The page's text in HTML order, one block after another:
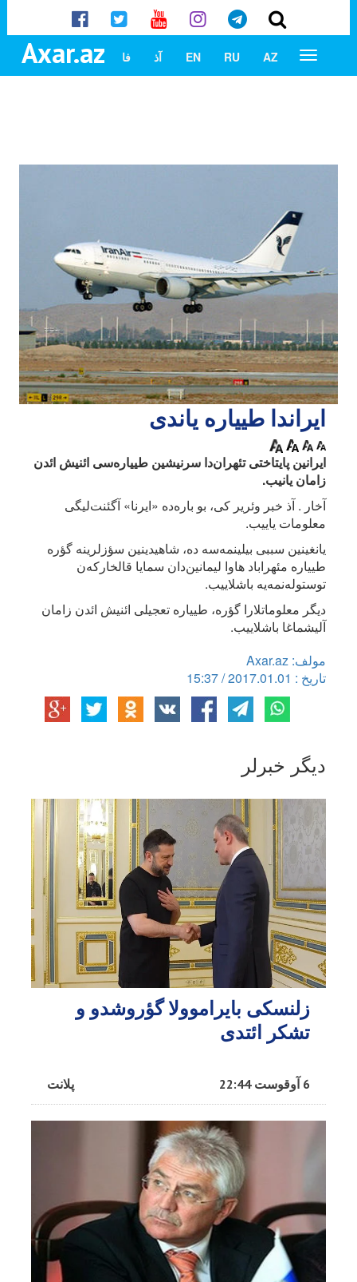
Axar.az AZ
RU
EN آذ فا
ایراندا طییاره یاندی
ایرانین پایتاختی تئهران‌دا سرنیشین طییاره‌سی ائنیش ائد‌ن
زامان یانیب.
آخار . آذ خبر وئریر کی، بو باره‌ده «ایرنا» آگئنت‌لیگی
معلومات یاییب.
یانغینین سببی بیلینمه‌سه ده، شاهیدینین سؤزلرینه گؤره
طییاره مئهراباد هاوا لیمانین‌دان سمایا قالخارکه‌ن
توستوله‌نمه‌یه باشلاییب.
دیگر معلوماتلارا گؤره، طییاره تعجیلی ائنیش ائد‌ن زامان
آلیشماغا باشلاییب.
مولف: Axar.az
تاریخ : 2017.01.01 / 15:37
دیگر خبرلر
زلنسکی بایراموولا گؤروشدو و
تشکر ائتدی
پلانت 6 آوقوست 22:44